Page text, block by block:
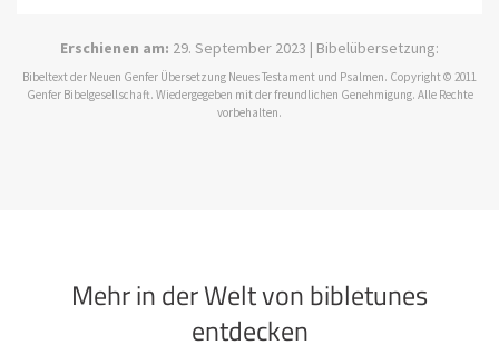
Erschienen am: 29. September 2023 | Bibelübersetzung:
Bibeltext der Neuen Genfer Übersetzung Neues Testament und Psalmen. Copyright © 2011
Genfer Bibelgesellschaft. Wiedergegeben mit der freundlichen Genehmigung. Alle Rechte
vorbehalten.
Mehr in der Welt von bibletunes
entdecken